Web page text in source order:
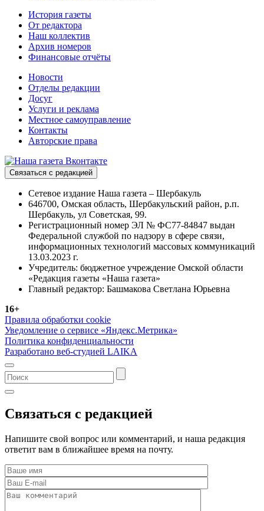
История газеты
От редактора
Наш коллектив
Архив номеров
Финансовые отчёты
Новости
Отделы редакции
Досуг
Услуги и реклама
Местное самоуправление
Контакты
Авторские права
Связаться с редакцией
Сетевое издание Наша газета – Шербакуль
646700, Омская область, Шербакульский район, р.п.
Шербакуль, ул Советская, 99.
Регистрационный номер ЭЛ № ФС77-84847 выдан
Федеральной службой по надзору в сфере связи,
информационных технологий массовых коммуникаций
13.03.2023 г.
Учредитель: бюджетное учреждение Омской области
«Редакция газеты «Наша газета»
Главный редактор: Башмакова Светлана Юрьевна
16+
Правила обработки cookie
Уведомление о сервисе «Яндекс.Метрика»
Политика конфиденциальности
Разработано веб-студией LAIKA
Связаться с редакцией
Напишите свой вопрос или комментарий, и наша редакция
ответит вам в ближайшее время на почту.